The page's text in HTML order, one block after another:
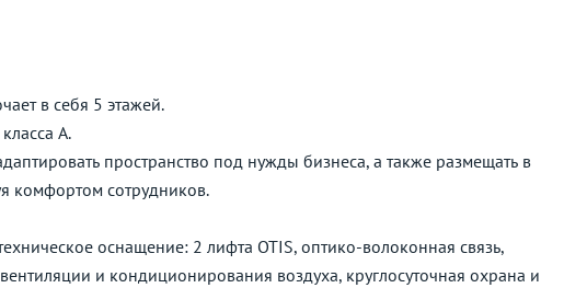
в себя 5 этажей.
А.
пространство под нужды бизнеса, а также размещать в
комфортом сотрудников.
оснащение: 2 лифта OTIS, оптико-волоконная связь,
и кондиционирования воздуха, круглосуточная охрана и